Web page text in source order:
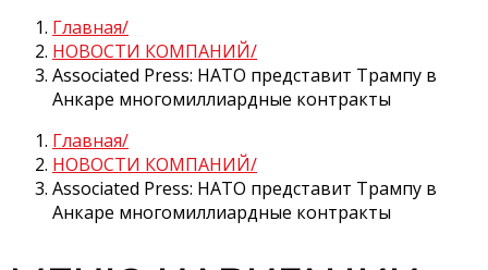
Главная
НОВОСТИ КОМПАНИЙ
Associated Press: НАТО представит Трампу в
Анкаре многомиллиардные контракты
Главная
НОВОСТИ КОМПАНИЙ
Associated Press: НАТО представит Трампу в
Анкаре многомиллиардные контракты